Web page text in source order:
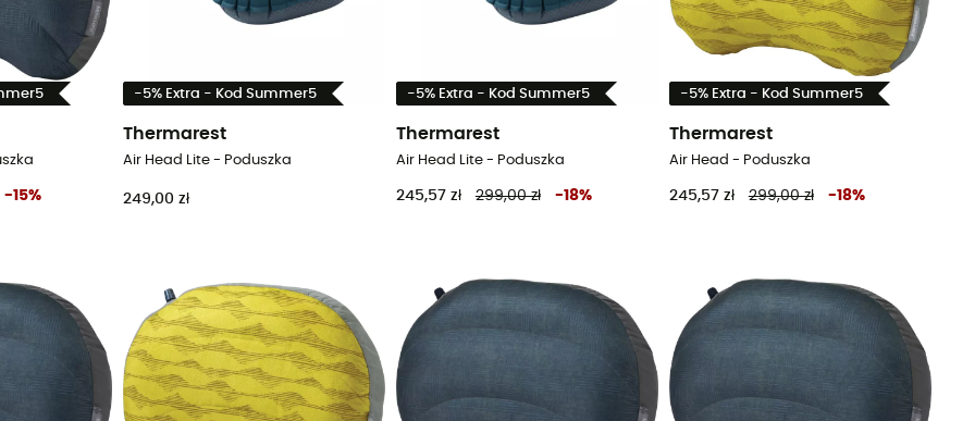
-15%
-5% Extra - Kod Summer5
Thermarest
Air Head Lite - Poduszka
249,00 zł
-5% Extra - Kod Summer5
Thermarest
Air Head Lite - Poduszka
245,57 zł 299,00 zł -18%
-5% Extra - Kod Summer5
Thermarest
Air Head - Poduszka
245,57 zł 299,00 zł -18%